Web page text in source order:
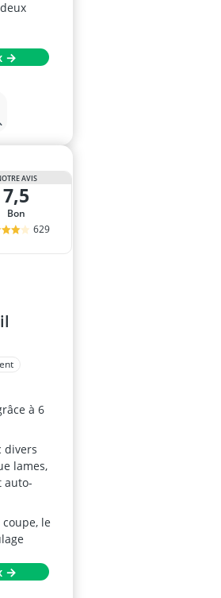
→
AVIS
7,5
Bon
629
à 6
divers
lames,
auto-
le
→